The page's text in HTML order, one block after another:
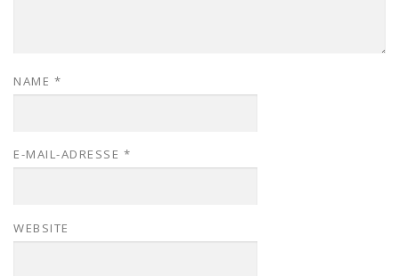
NAME *
E-MAIL-ADRESSE *
WEBSITE